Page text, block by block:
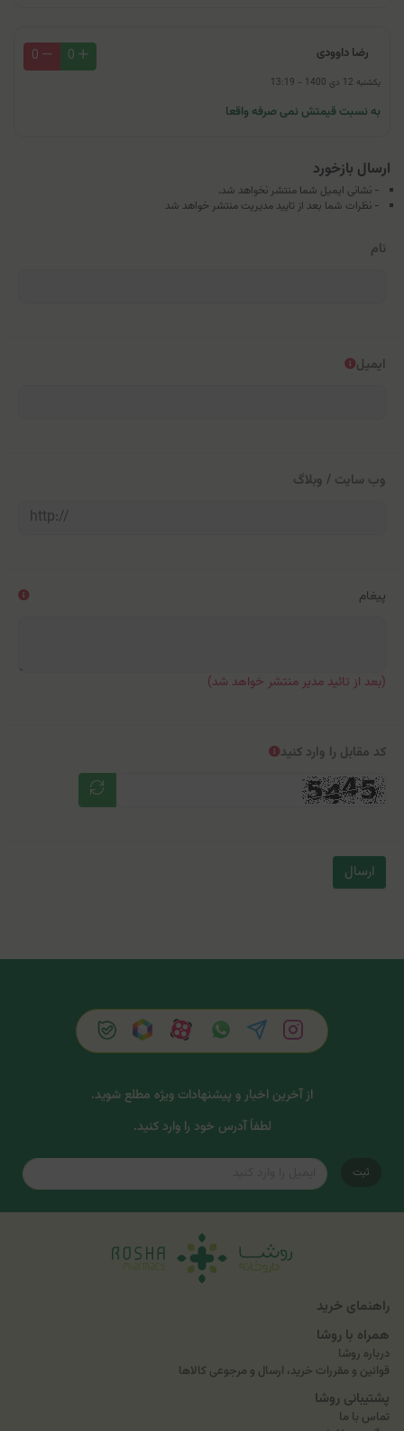
رضا داوودی 0
0
یکشنبه 12 دی 1400 - 13:19
به نسبت قیمتش نمی صرفه واقعا
ارسال بازخورد
- نشانی ایمیل شما منتشر نخواهد شد.
- نظرات شما بعد از تایید مدیریت منتشر خواهد شد
نام
ایمیل
وب سایت / وبلاگ
پیغام
(بعد از تائید مدیر منتشر خواهد شد)
کد مقابل را وارد کنید
ارسال
از آخرین اخبار و پیشنهادات ویژه مطلع شوید.
لطفاً آدرس خود را وارد کنید.
ثبت
راهنمای خرید
همراه با روشا
درباره روشا
قوانین و مقررات خرید، ارسال و مرجوعی کالاها
پشتیبانی روشا
تماس با ما